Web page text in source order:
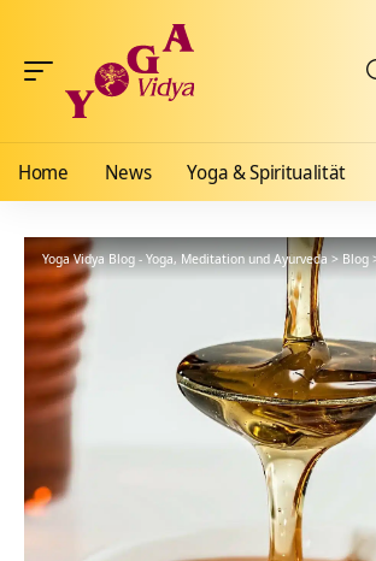
Home News Yoga & Spiritualität
Yoga Vidya Blog - Yoga, Meditation und Ayurveda>Blog